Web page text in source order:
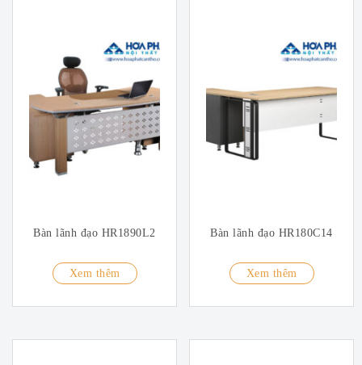
Bàn lãnh đạo HR1890L2
Xem thêm
Bàn lãnh đạo HR180C14
Xem thêm